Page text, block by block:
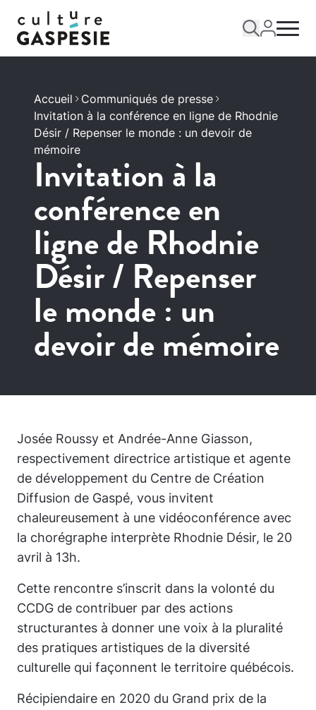
Accueil
Communiqués de presse
Invitation à la conférence en ligne de Rhodnie
Désir / Repenser le monde : un devoir de
mémoire
Invitation à la
conférence en
ligne de Rhodnie
Désir / Repenser
le monde : un
devoir de mémoire
Josée Roussy et Andrée-Anne Giasson,
respectivement directrice artistique et agente
de développement du Centre de Création
Diffusion de Gaspé, vous invitent
chaleureusement à une vidéoconférence avec
la chorégraphe interprète Rhodnie Désir, le 20
avril à 13h.
Cette rencontre s’inscrit dans la volonté du
CCDG de contribuer par des actions
structurantes à donner une voix à la pluralité
des pratiques artistiques de la diversité
culturelle qui façonnent le territoire québécois.
Récipiendaire en 2020 du Grand prix de la